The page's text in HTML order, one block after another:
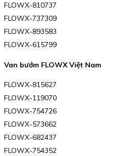
FLOWX-810737
FLOWX-737309
FLOWX-893583
FLOWX-615799
Van bướm FLOWX Việt Nam
FLOWX-815627
FLOWX-119070
FLOWX-754726
FLOWX-573662
FLOWX-682437
FLOWX-754352